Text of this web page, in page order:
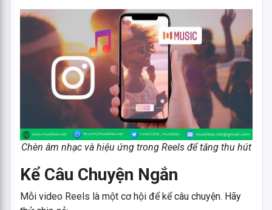
Chèn âm nhạc và hiệu ứng trong Reels để tăng thu hút
Kể Câu Chuyện Ngắn
Mỗi video Reels là một cơ hội để kể câu chuyện. Hãy